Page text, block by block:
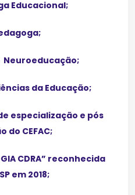
Educacional;
Neuroeducação;
da Educação;
especialização e pós
do CEFAC;
CDRA” reconhecida
em 2018;